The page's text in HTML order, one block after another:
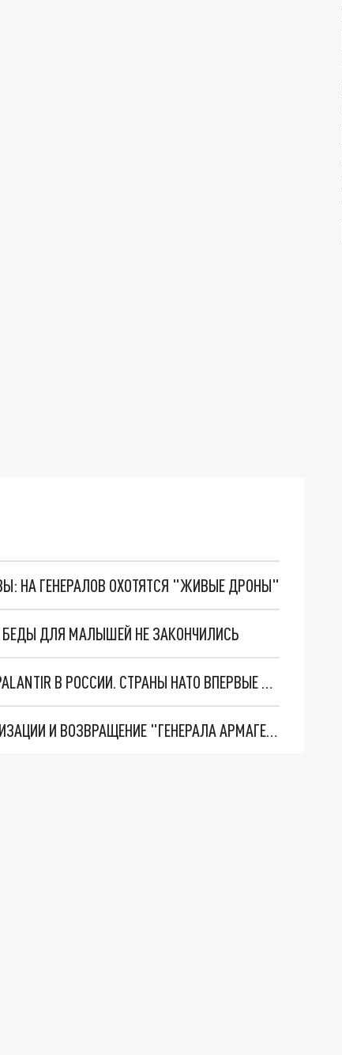
НА ГЕНЕРАЛОВ ОХОТЯТСЯ "ЖИВЫЕ ДРОНЫ"
ДЛЯ МАЛЫШЕЙ НЕ ЗАКОНЧИЛИСЬ
"ОЧЕНЬ ПЛОХИЕ НОВОСТИ": БОЛЬШАЯ ОШИБКА PALANTIR В РОССИИ. СТРАНЫ НАТО ВПЕРВЫЕ ЗА СВО ОСТАНОВИЛИ ПОСТАВКИ ОРУЖИЯ. ВСУ ТЕРЯЮТ ПРИГРАНИЧЬЕ?
ТРИ ГЛАВНЫХ ИНСАЙДА ОБ СВО. ОТМЕНА МОБИЛИЗАЦИИ И ВОЗВРАЩЕНИЕ "ГЕНЕРАЛА АРМАГЕДДОНА"? ОТЛИЧНЫЕ НОВОСТИ, КОТОРЫЕ ЖДАЛИ ВСЕ